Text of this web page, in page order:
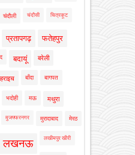
चंदौली चंदौसी चित्रकूट
प्रतापगढ़ फतेहपुर
बदायूं बरेली
बाँदा बागपत
भदोही मऊ मथुरा
मुजफ्फरनगर मुरादाबाद मेरठ
लखनऊ लखीमपुर खीरी